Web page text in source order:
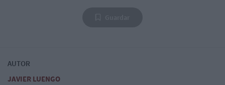
AUTOR
JAVIER LUENGO